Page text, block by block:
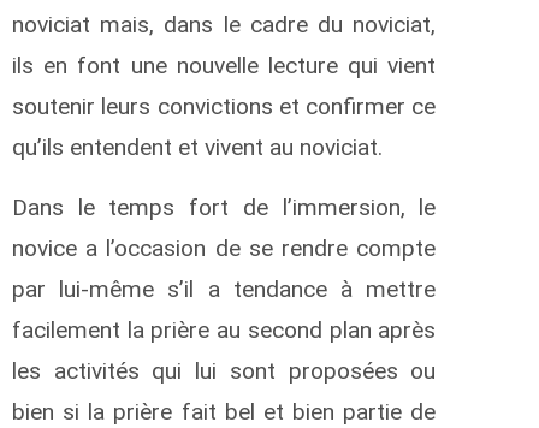
noviciat mais, dans le cadre du noviciat,
ils en font une nouvelle lecture qui vient
soutenir leurs convictions et confirmer ce
qu’ils entendent et vivent au noviciat.
Dans le temps fort de l’immersion, le
novice a l’occasion de se rendre compte
par lui-même s’il a tendance à mettre
facilement la prière au second plan après
les activités qui lui sont proposées ou
bien si la prière fait bel et bien partie de